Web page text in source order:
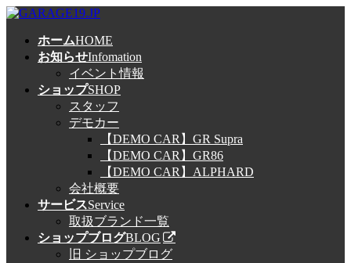
コ
ナ
ホームHOME
お知らせInfomation
イベント情報
ショップSHOP
スタッフ
デモカー
【DEMO CAR】GR Supra
【DEMO CAR】GR86
【DEMO CAR】ALPHARD
会社概要
サービスService
取扱ブランド一覧
ショップブログBLOG
旧 ショップブログ